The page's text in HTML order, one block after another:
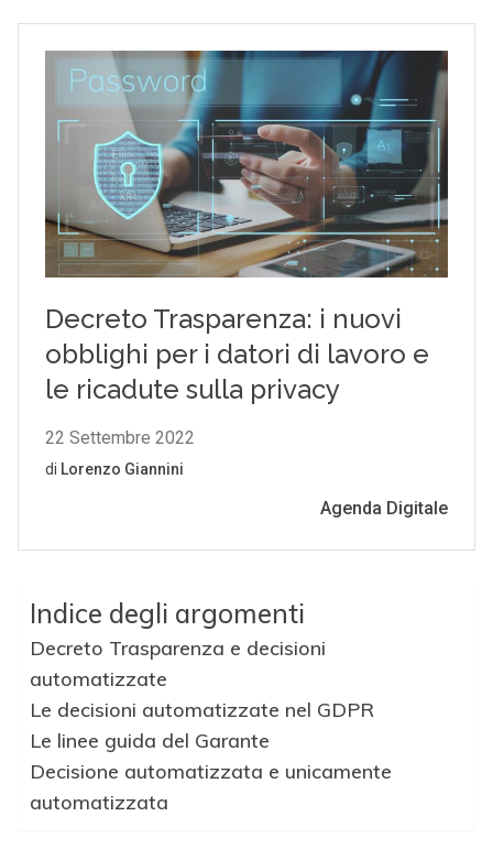
Indice degli argomenti
Decreto Trasparenza e decisioni
automatizzate
Le decisioni automatizzate nel GDPR
Le linee guida del Garante
Decisione automatizzata e unicamente
automatizzata